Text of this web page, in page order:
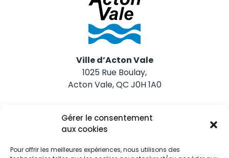
Gérer le consentement
aux cookies
Pour offrir les meilleures expériences, nous utilisons des
Ville d’Acton Vale
1025 Rue Boulay,
Acton Vale, QC J0H 1A0
Nous joindre
Tél. 450 546-2703